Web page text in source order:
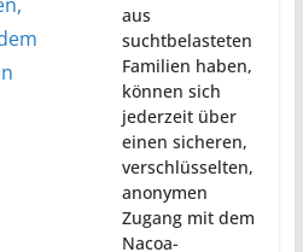
aus
suchtbelasteten
Familien haben,
können sich
jederzeit über
einen sicheren,
verschlüsselten,
anonymen
Zugang mit dem
Nacoa-